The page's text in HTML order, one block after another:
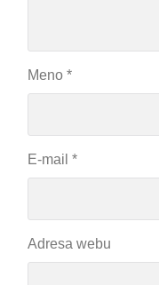
Meno*
E-mail*
Adresa webu